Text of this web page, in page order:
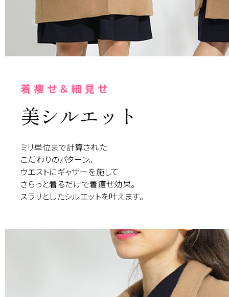
着痩せ＆細見せ
美シルエット
ミリ単位まで計算された
こだわりのパターン。
ウエストにギャザーを施して
さらっと着るだけで着痩せ効果。
スラリとしたシルエットを叶えます。